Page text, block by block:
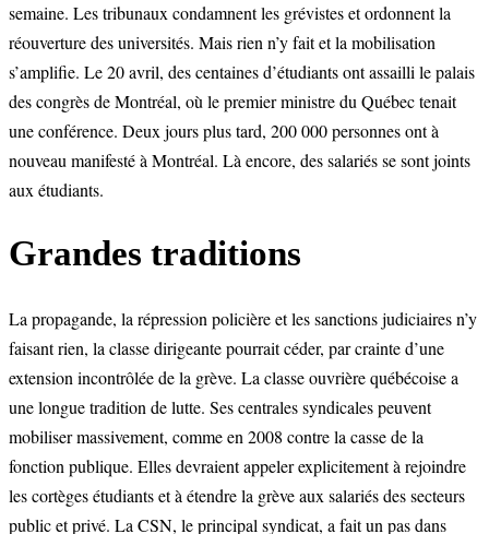
semaine. Les tribunaux condamnent les grévistes et ordonnent la
réouverture des universités. Mais rien n’y fait et la mobilisation
s’amplifie. Le 20 avril, des centaines d’étudiants ont assailli le palais
des congrès de Montréal, où le premier ministre du Québec tenait
une conférence. Deux jours plus tard, 200 000 personnes ont à
nouveau manifesté à Montréal. Là encore, des salariés se sont joints
aux étudiants.
Grandes traditions
La propagande, la répression policière et les sanctions judiciaires n’y
faisant rien, la classe dirigeante pourrait céder, par crainte d’une
extension incontrôlée de la grève. La classe ouvrière québécoise a
une longue tradition de lutte. Ses centrales syndicales peuvent
mobiliser massivement, comme en 2008 contre la casse de la
fonction publique. Elles devraient appeler explicitement à rejoindre
les cortèges étudiants et à étendre la grève aux salariés des secteurs
public et privé. La CSN, le principal syndicat, a fait un pas dans